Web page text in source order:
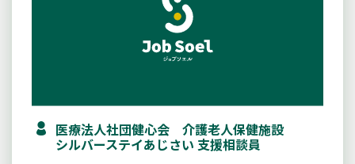
医療法人社団健心会 介護老人保健施設
シルバーステイあじさい 支援相談員